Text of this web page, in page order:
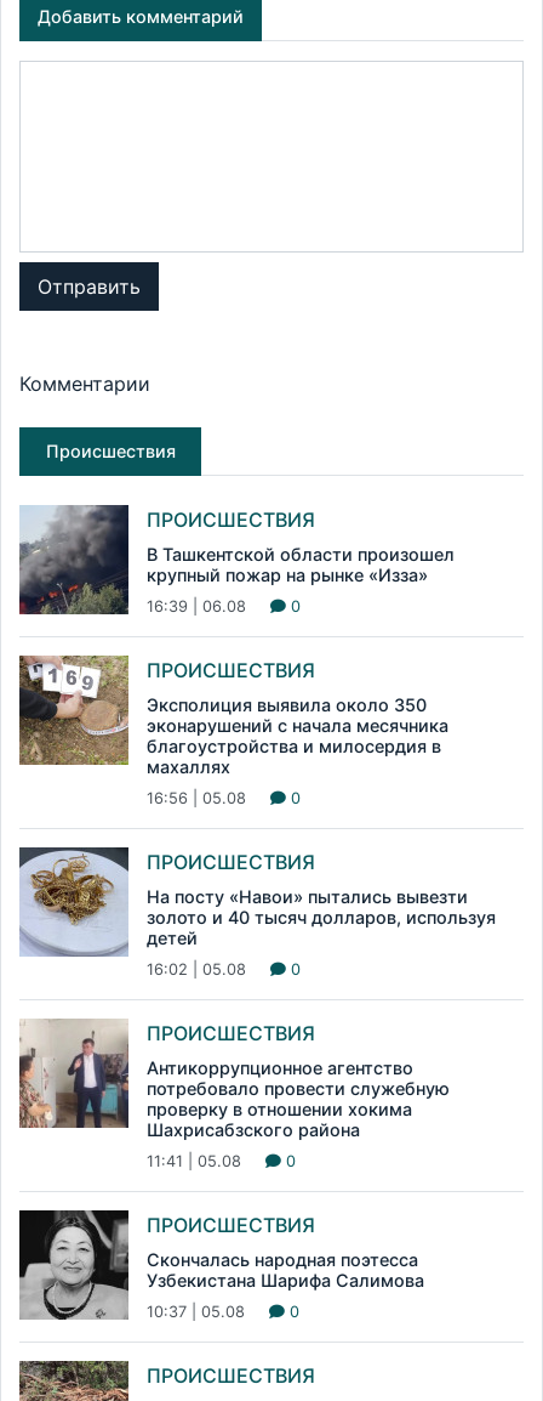
Добавить комментарий
Отправить
Комментарии
Происшествия
ПРОИСШЕСТВИЯ
В Ташкентской области произошел
крупный пожар на рынке «Изза»
16:39 | 06.08 0
ПРОИСШЕСТВИЯ
Эксполиция выявила около 350
эконарушений с начала месячника
благоустройства и милосердия в
махаллях
16:56 | 05.08 0
ПРОИСШЕСТВИЯ
На посту «Навои» пытались вывезти
золото и 40 тысяч долларов, используя
детей
16:02 | 05.08 0
ПРОИСШЕСТВИЯ
Антикоррупционное агентство
потребовало провести служебную
проверку в отношении хокима
Шахрисабзского района
11:41 | 05.08 0
ПРОИСШЕСТВИЯ
Скончалась народная поэтесса
Узбекистана Шарифа Салимова
10:37 | 05.08 0
ПРОИСШЕСТВИЯ